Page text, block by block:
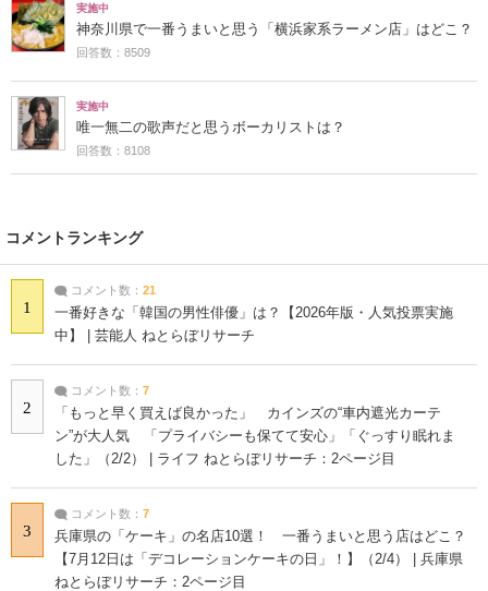
実施中
神奈川県で一番うまいと思う「横浜家系ラーメン店」はどこ？
回答数：8509
実施中
唯一無二の歌声だと思うボーカリストは？
回答数：8108
コメントランキング
1
コメント数： 21
一番好きな「韓国の男性俳優」は？【2026年版・人気投票実施
中】 | 芸能人 ねとらぼリサーチ
2
コメント数： 7
「もっと早く買えば良かった」 カインズの“車内遮光カーテ
ン”が大人気 「プライバシーも保てて安心」「ぐっすり眠れま
した」（2/2） | ライフ ねとらぼリサーチ：2ページ目
3
コメント数： 7
兵庫県の「ケーキ」の名店10選！ 一番うまいと思う店はどこ？
【7月12日は「デコレーションケーキの日」！】（2/4） | 兵庫県
ねとらぼリサーチ：2ページ目